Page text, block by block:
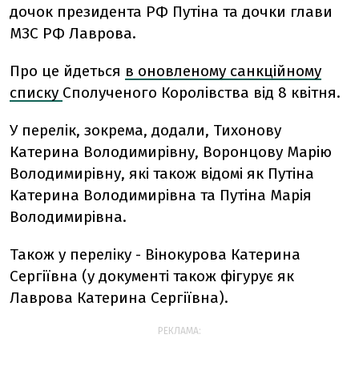
дочок президента РФ Путіна та дочки глави
МЗС РФ Лаврова.
Про це йдеться в оновленому санкційному
списку Сполученого Королівства від 8 квітня.
У перелік, зокрема, додали, Тихонову
Катерина Володимирівну, Воронцову Марію
Володимирівну, які також відомі як Путіна
Катерина Володимирівна та Путіна Марія
Володимирівна.
Також у переліку - Вінокурова Катерина
Сергіївна (у документі також фігурує як
Лаврова Катерина Сергіївна).
РЕКЛАМА: